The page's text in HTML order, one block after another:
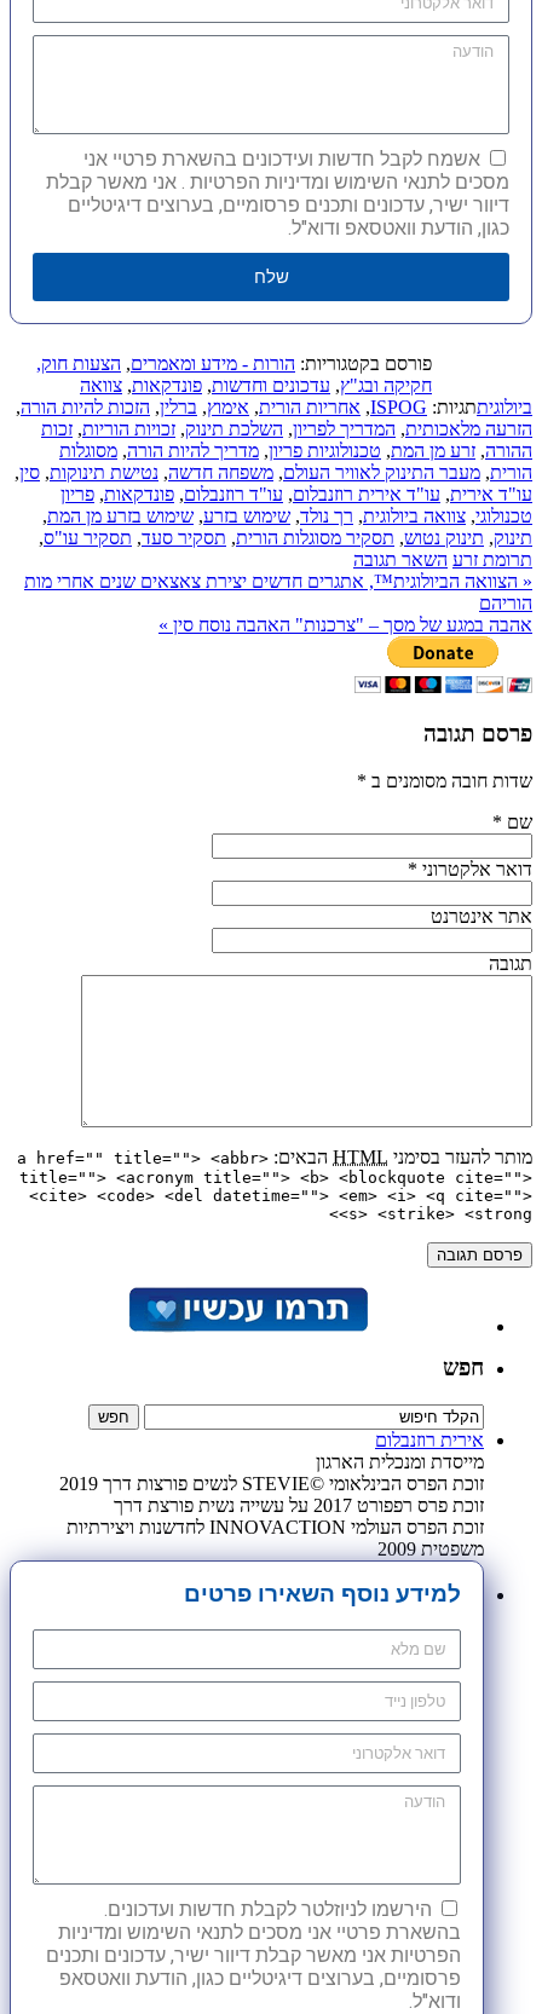
אשמח לקבל חדשות ועידכונים בהשארת פרטיי אני
מסכים לתנאי השימוש ומדיניות הפרטיות . אני מאשר קבלת
דיוור ישיר, עדכונים ותכנים פרסומיים, בערוצים דיגיטליים
כגון, הודעת וואטסאפ ודוא"ל.
שלח
פורסם בקטגוריות: הורות - מידע ומאמרים, הצעות חוק,
חקיקה ובג"ץ, עדכונים וחדשות, פונדקאות, צוואה
ביולוגיתתגיות: ISPOG
, אחריות הורית, אימוץ, ברלין, הזכות להיות הורה,
הזרעה מלאכותית, המדריך לפריון, השלכת תינוק, זכויות הוריות, זכות
ההורה, זרע מן המת, טכנולוגיות פריון, מדריך להיות הורה, מסוגלות
הורית, מעבר התינוק לאוויר העולם, משפחה חדשה, נטישת תינוקות, סין,
עו"ד אירית, עו"ד אירית רוזנבלום, עו"ד רוזנבלום, פונדקאות, פריון
טכנולוגי, צוואה ביולוגית, רך נולד, שימוש בזרע, שימוש בזרע מן המת,
תינוק, תינוק נטוש, תסקיר מסוגלות הורית, תסקיר סעד, תסקיר עו"ס,
תרומת זרע השאר תגובה
« הצוואה הביולוגית™, אתגרים חדשים יצירת צאצאים שנים אחרי מות
הוריהם
אהבה במגע של מסך – "צרכנות" האהבה נוסח סין »
פרסם תגובה
שדות חובה מסומנים ב *
שם *
דואר אלקטרוני *
אתר אינטרנט
תגובה
מותר להעזר בסימני HTML הבאים:
<a href="" title=""> <abbr
title=""> <acronym title=""> <b> <blockquote cite="">
<cite> <code> <del datetime=""> <em> <i> <q cite="">
<s> <strike> <strong>
חפש
אירית רוזנבלום
מייסדת ומנכלית הארגון
זוכת הפרס הבינלאומי ©STEVIE לנשים פורצות דרך 2019
זוכת פרס רפפורט 2017 על עשייה נשית פורצת דרך
זוכת הפרס העולמי INNOVACTION לחדשנות ויצירתיות
משפטית 2009
למידע נוסף השאירו פרטים
הירשמו לניוזלטר לקבלת חדשות ועדכונים.
בהשארת פרטיי אני מסכים לתנאי השימוש ומדיניות
הפרטיות אני מאשר קבלת דיוור ישיר, עדכונים ותכנים
פרסומיים, בערוצים דיגיטליים כגון, הודעת וואטסאפ
ודוא"ל.